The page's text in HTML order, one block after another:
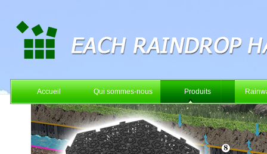
Accueil Qui sommes-nous Produits